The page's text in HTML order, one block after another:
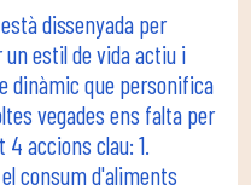
dissenyada per
estil de vida actiu i
dinàmic que personifica
vegades ens falta per
accions clau: 1.
el consum d'aliments